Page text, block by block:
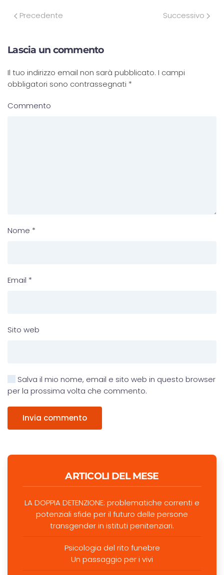
Precedente Successivo
Lascia un commento
Il tuo indirizzo email non sarà pubblicato. I campi
obbligatori sono contrassegnati *
Commento
Nome *
Email *
Sito web
Salva il mio nome, email e sito web in questo browser
per la prossima volta che commento.
Invia commento
ARTICOLI DEL MESE
LA DOPPIA DETENZIONE: problematiche correnti e
potenziali sfide per il futuro delle persone
transgender in istituti penitenziari.
Psicologia del rito funebre
Un passaggio per i vivi